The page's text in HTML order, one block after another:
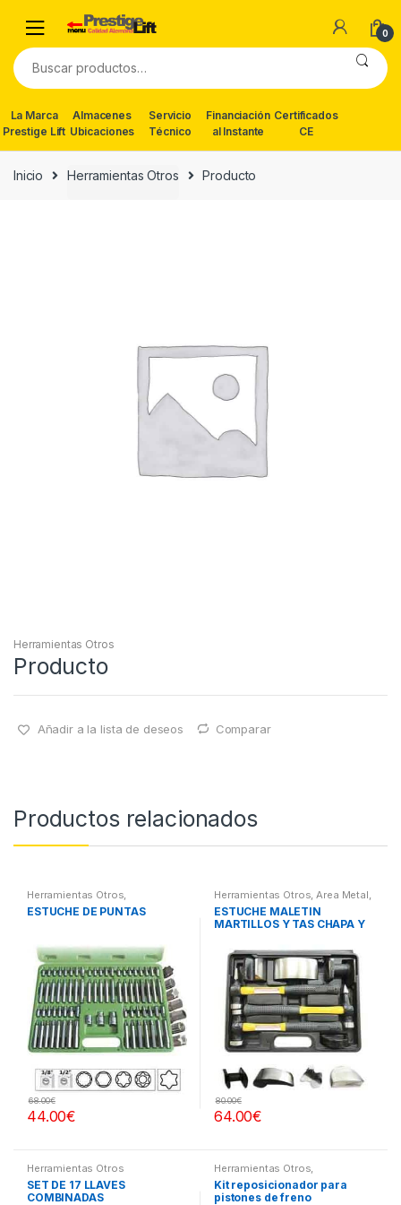
navigation
content
0
Buscar
por:
La Marca
Prestige Lift
Almacenes
Ubicaciones
Servicio
Técnico
Financiación
al Instante
Certificados
CE
Inicio Herramientas Otros Producto
Herramientas Otros
Producto
Añadir a la lista de deseos Comparar
Productos relacionados
Herramientas Otros,
Herramientas De Mano ,
Herramientas De Mano,
otros
ESTUCHE DE PUNTAS
44.00€
68.00€
Herramientas Otros,Area Metal,
Roscas, Herramientas
Pintura,Maletines Herramientas,
Extractores, Compresímetros,
ESTUCHE MALETIN
MARTILLOS Y TAS CHAPA Y
64.00€
80.00€
Herramientas Otros
SET DE 17 LLAVES
COMBINADAS
Herramientas Otros,
Herramientas Frenos y
Refrigeración
Kit reposicionador para
pistones de freno